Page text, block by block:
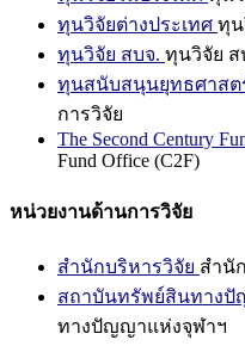
ทุนวิจัยต่างประเทศ ทุน
ทุนวิจัย สบจ. ทุนวิจัย ส
ทุนสนับสนุนยุทธศาสต
การวิจัย
The Second Century
Fund Office (C2F)
หน่วยงานด้านการวิจัย
สำนักบริหารวิจัย สำนั
สถาบันทรัพย์สินทางปั
ทางปัญญาแห่งจุฬาฯ